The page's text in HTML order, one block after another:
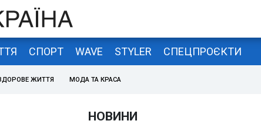
СПОРТ WAVE STYLER СПЕЦПРОЄКТИ
ЖИТТЯ МОДА ТА КРАСА
НОВИНИ